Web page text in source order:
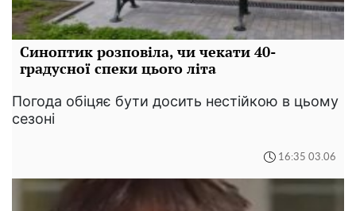
Синоптик розповіла, чи чекати 40-
градусної спеки цього літа
Погода обіцяє бути досить нестійкою в цьому
сезоні
16:35 03.06